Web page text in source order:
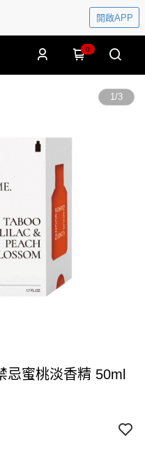
開啟APP
0
1/3
忌蜜桃淡香精 50ml